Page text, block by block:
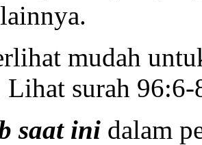
mudah
Lihat surah
saat ini dalam